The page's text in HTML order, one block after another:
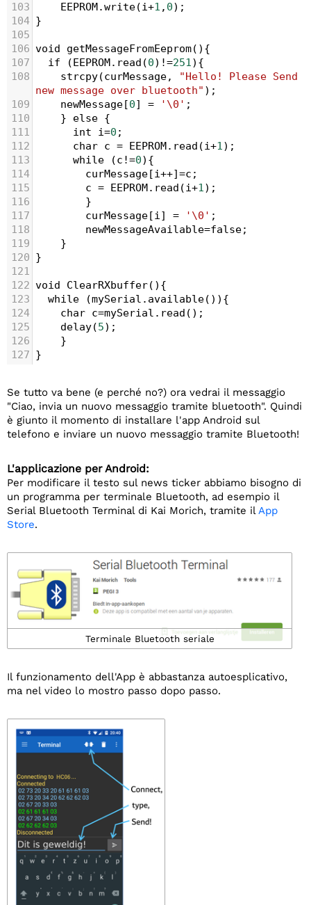
103 EEPROM.write(i+1 , 0);
104 }
105
106 void getMessageFromEeprom(){
107
if (EEPROM. read (0) !=251){
108
strcpy(curMessage,
"Hello! Please Send
new message over bluetooth" );
109
newMessage[0] = '\0' ;
110
} else {
111
int i=0 ;
112
char c = EEPROM. read (i+1);
113
while (c !=0){
114
curMessage[i++]=c ;
115
c = EEPROM. read (i+1);
116
}
117
curMessage[i] = '\0' ;
118
newMessageAvailable=false
119
}
120 }
121
122 void ClearRXbuffer(){
123
while (mySerial . available()){
124
char c=mySerial . read
125
delay(5);
126
127 }
Se tutto va bene (e perché no?) ora vedrai il messaggio
"Ciao, invia un nuovo messaggio tramite bluetooth". Quindi
è giunto il momento di installare l'app Android sul
telefono e inviare un nuovo messaggio tramite Bluetooth!
L'applicazione per Android:
Per modificare il testo sul news ticker abbiamo bisogno di
un programma per terminale Bluetooth, ad esempio il
Serial Bluetooth Terminal di Kai Morich, tramite ilApp
Store.
Terminale Bluetooth seriale
Il funzionamento dell'App è abbastanza autoesplicativo,
ma nel video lo mostro passo dopo passo.